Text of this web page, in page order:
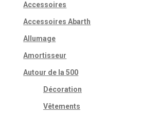
Accessoires
Accessoires Abarth
Allumage
Amortisseur
Autour de la 500
Décoration
Vêtements